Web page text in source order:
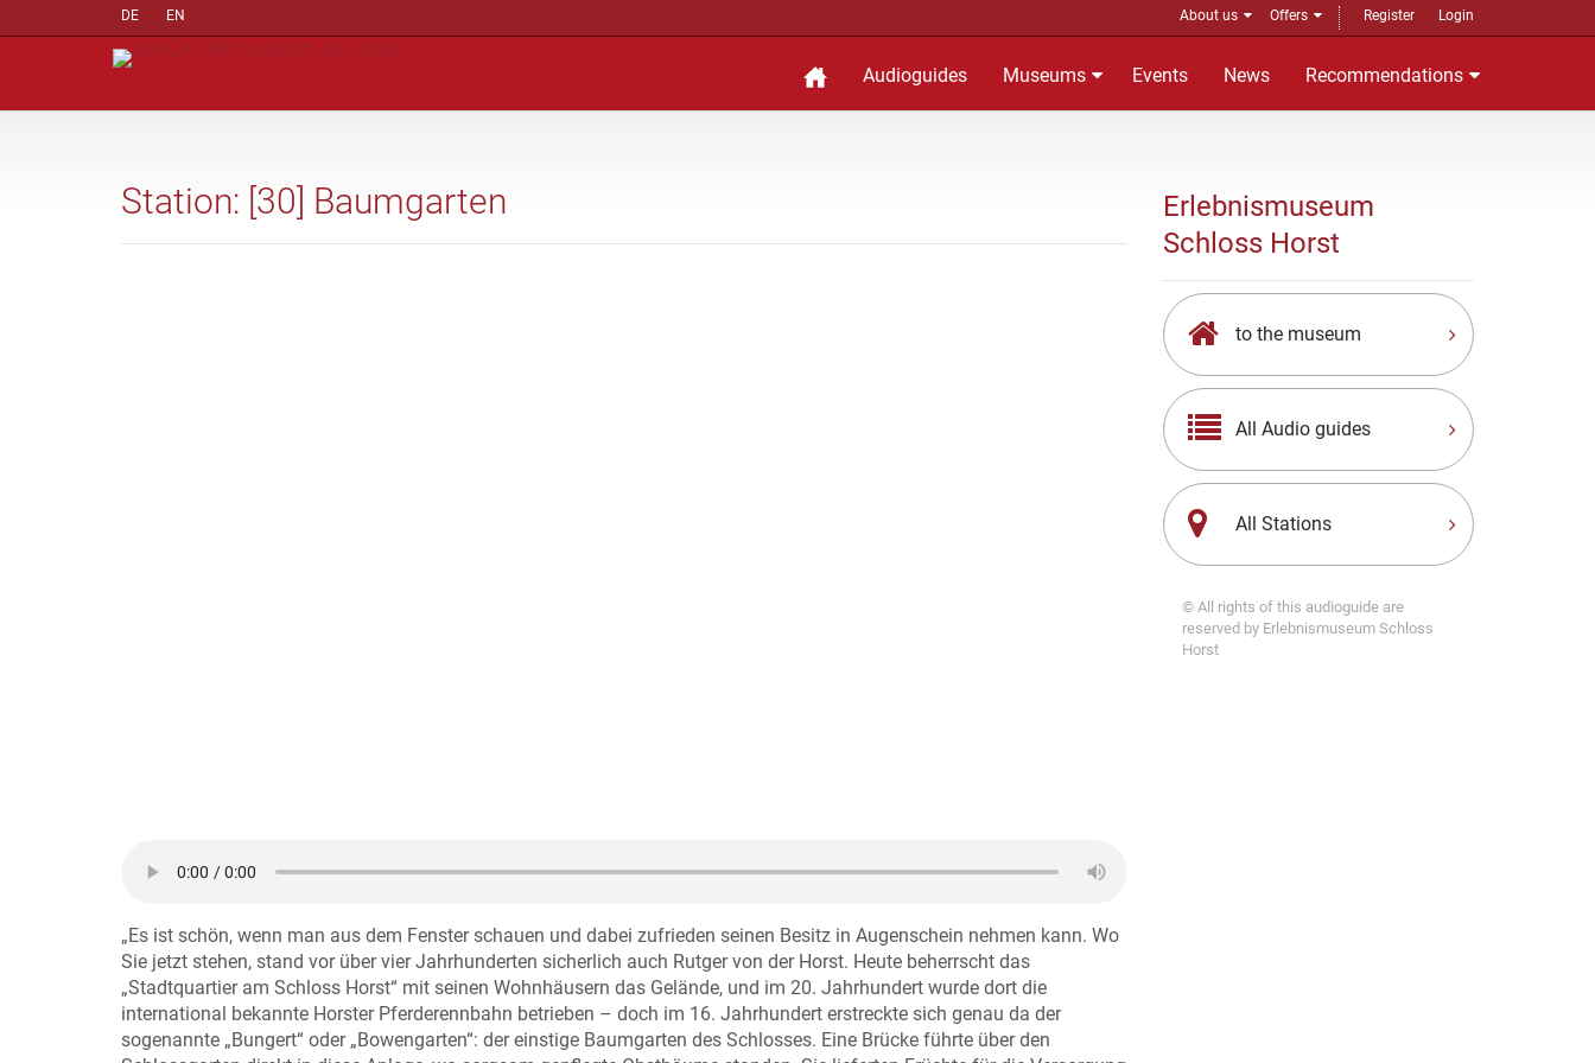
DE EN About us Offers Register Login
Audioguides Museums Events News Recommendations
Station: [30] Baumgarten
„Es ist schön, wenn man aus dem Fenster schauen und dabei zufrieden seinen Besitz in Augenschein nehmen kann. Wo
Sie jetzt stehen, stand vor über vier Jahrhunderten sicherlich auch Rutger von der Horst. Heute beherrscht das
„Stadtquartier am Schloss Horst“ mit seinen Wohnhäusern das Gelände, und im 20. Jahrhundert wurde dort die
international bekannte Horster Pferderennbahn betrieben – doch im 16. Jahrhundert erstreckte sich genau da der
sogenannte „Bungert“ oder „Bowengarten“: der einstige Baumgarten des Schlosses. Eine Brücke führte über den
Erlebnismuseum
Schloss Horst
to the museum
All Audio guides
All Stations
© All rights of this audioguide are
reserved by Erlebnismuseum Schloss
Horst